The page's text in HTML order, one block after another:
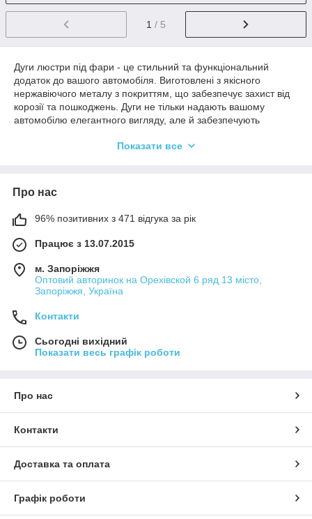
1 / 5
Дуги люстри під фари - це стильний та функціональний
додаток до вашого автомобіля. Виготовлені з якісного
нержавіючого металу з покриттям, що забезпечує захист від
корозії та пошкоджень. Дуги не тільки надають вашому
автомобілю елегантного вигляду, але й забезпечують
механічних пошкоджень. Простота установки та
індивідуальності та стилю своєму транспортному засобу.
Показати все
Про нас
96% позитивних з 471 відгука за рік
Працює з 13.07.2015
м. Запоріжжя
Оптовий авторинок на Орехівской 6 ряд 13 місто,
Запоріжжя, Україна
Контакти
Сьогодні вихідний
Показати весь графік роботи
Про нас
Контакти
Доставка та оплата
Графік роботи